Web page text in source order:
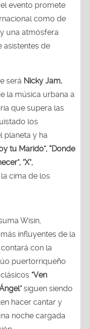
el evento promete
como de
una atmósfera
asistentes de
será Nicky Jam,
la música urbana a
que supera las
los
planeta y ha
tu Marido", “Donde
"X",
cima de los
Wisin,
influyentes de la
con la
puertorriqueño
"Ven
siguen siendo
hacer cantar y
noche cargada